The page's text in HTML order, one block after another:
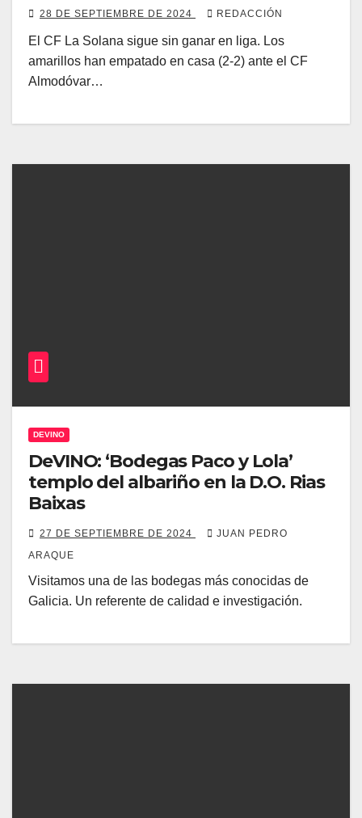
28 DE SEPTIEMBRE DE 2024 REDACCIÓN
El CF La Solana sigue sin ganar en liga. Los
amarillos han empatado en casa (2-2) ante el CF
Almodóvar…
DEVINO
DeVINO: ‘Bodegas Paco y Lola’
templo del albariño en la D.O. Rias
Baixas
27 DE SEPTIEMBRE DE 2024
JUAN PEDRO
ARAQUE
Visitamos una de las bodegas más conocidas de
Galicia. Un referente de calidad e investigación.